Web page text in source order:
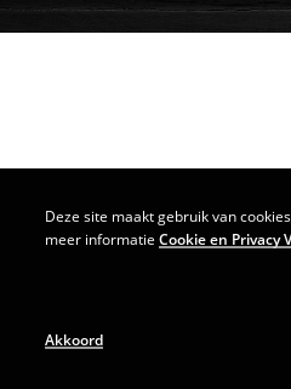
Deze site maakt gebruik van
meer informatieCookie en Privacy
Akkoord